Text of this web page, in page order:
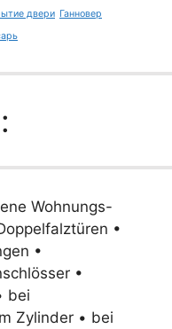
двери Ганновер
Wohnungs-
•
•
•
bei
Zylinder • bei